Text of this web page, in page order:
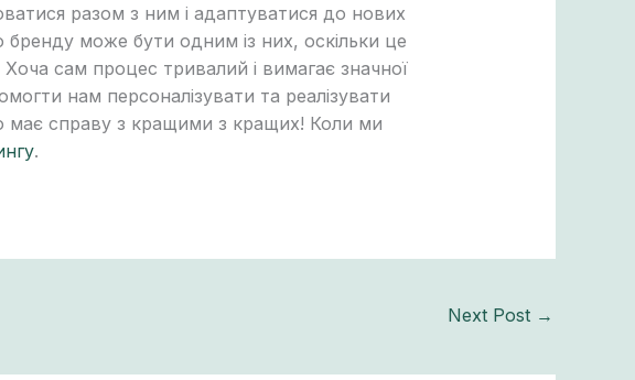
разом з ним і адаптуватися до нових
може бути одним із них, оскільки це
Хоча сам процес тривалий і вимагає значної
нам персоналізувати та реалізувати
має справу з кращими з кращих! Коли ми
.
Next Post →